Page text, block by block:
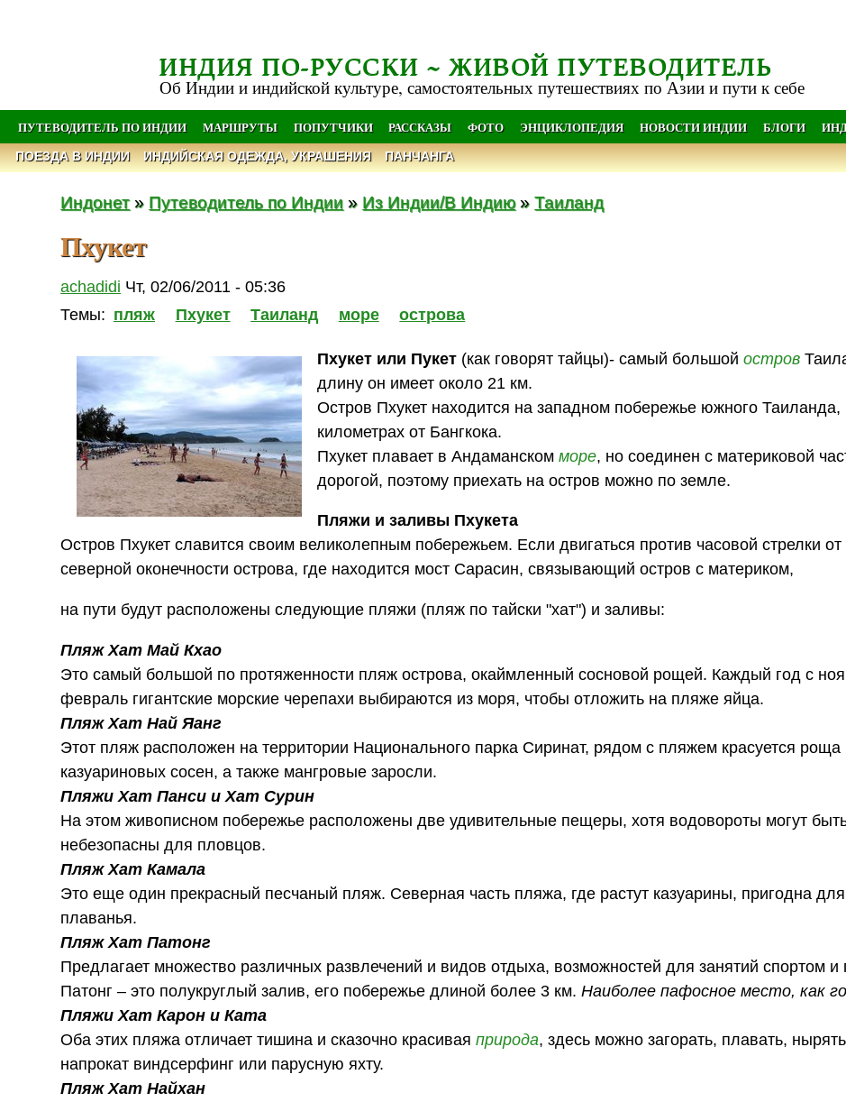
ИНДИЯ ПО-РУССКИ ~ ЖИВОЙ ПУТЕВОДИТЕЛЬ
Об Индии и индийской культуре, самостоятельных путешествиях по Азии и пути к себе
ПУТЕВОДИТЕЛЬ ПО ИНДИИ МАРШРУТЫ ПОПУТЧИКИ РАССКАЗЫ ФОТО ЭНЦИКЛОПЕДИЯ НОВОСТИ ИНДИИ БЛОГИ
ПОЕЗДА В ИНДИИ ИНДИЙСКАЯ ОДЕЖДА, УКРАШЕНИЯ ПАНЧАНГА
Индонет» Путеводитель по Индии » Из Индии/В Индию»Таиланд
Пхукет
achadidi Чт, 02/06/2011 - 05:36
Темы: пляж Пхукет Таиланд море острова
Пхукет или Пукет (как говорят тайцы)- самый большойостров
длину он имеет около 21 км.
Остров Пхукет находится на западном побережье южного Таиланда,
километрах от Бангкока.
Пхукет плавает в Андаманскомморе, но соединен с материковой
дорогой, поэтому приехать на остров можно по земле.
Пляжи и заливы Пхукета
Остров Пхукет славится своим великолепным побережьем. Если двигаться против часовой стрелки от
северной оконечности острова, где находится мост Сарасин, связывающий остров с материком,
на пути будут расположены следующие пляжи (пляж по тайски "хат") и заливы:
Пляж Хат Май Кхао
Это самый большой по протяженности пляж острова, окаймленный сосновой рощей. Каждый год с
февраль гигантские морские черепахи выбираются из моря, чтобы отложить на пляже яйца.
Пляж Хат Най Яанг
Этот пляж расположен на территории Национального парка Сиринат, рядом с пляжем красуется роща
казуариновых сосен, а также мангровые заросли.
Пляжи Хат Панси и Хат Сурин
На этом живописном побережье расположены две удивительные пещеры, хотя водовороты могут
небезопасны для пловцов.
Пляж Хат Камала
Это еще один прекрасный песчаный пляж. Северная часть пляжа, где растут казуарины, пригодна для
плаванья.
Пляж Хат Патонг
Предлагает множество различных развлечений и видов отдыха, возможностей для занятий спортом и
Патонг – это полукруглый залив, его побережье длиной более 3 км.Наиболее пафосное место, как
Пляжи Хат Карон и Ката
Оба этих пляжа отличает тишина и сказочно красиваяприрода, здесь можно загорать, плавать,
напрокат виндсерфинг или парусную яхту.
Пляж Хат Найхан